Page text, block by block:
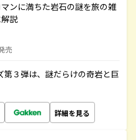
ンに満ちた岩石の謎を旅の雑
説
売
第３弾は、謎だらけの奇岩と巨
詳細を見る